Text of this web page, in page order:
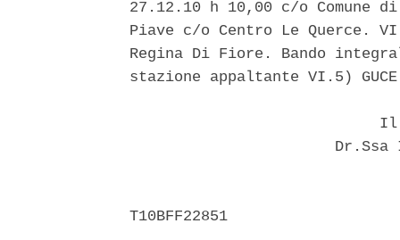
27.12.10 h 10,00 c/o
Piave c/o Centro Le Querce.
Regina Di Fiore. Bando
stazione appaltante VI.5)